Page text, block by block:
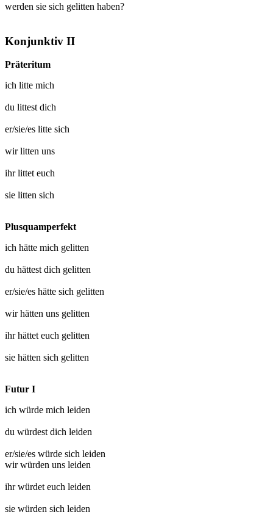
werden sie sich gelitten haben?
Konjunktiv II
Präteritum
ich litte mich
du littest dich
er/sie/es litte sich
wirlitten uns
ihrlittet euch
sie litten sich
Plusquamperfekt
ich hätte mich gelitten
du hättest dich gelitten
er/sie/es hätte sich gelitten
wir hätten uns gelitten
ihr hättet euch gelitten
sie hätten sich gelitten
Futur I
ich würde mich leiden
du würdest dich leiden
er/sie/es würde sich leiden
wir würden uns leiden
ihr würdet euch leiden
sie würden sich leiden